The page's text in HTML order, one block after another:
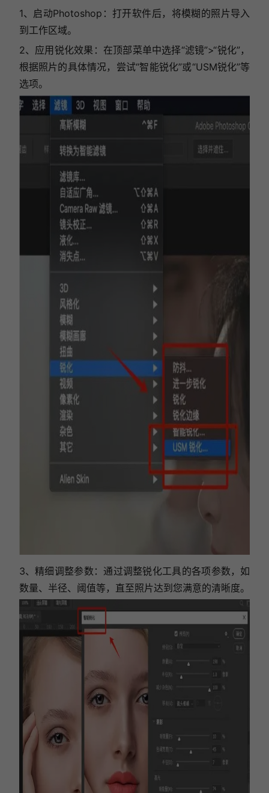
1、启动Photoshop：打开软件后，将模糊的照片导入
到工作区域。
2、应用锐化效果：在顶部菜单中选择“滤镜”>“锐化”，
根据照片的具体情况，尝试“智能锐化”或“USM锐化”等
选项。
3、精细调整参数：通过调整锐化工具的各项参数，如
数量、半径、阈值等，直至照片达到您满意的清晰度。